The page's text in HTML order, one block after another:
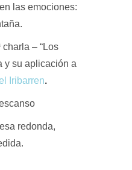
las emociones:
charla – “Los
y su aplicación a
Iribarren.
redonda,